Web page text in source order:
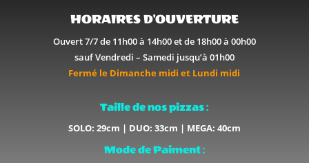
HORAIRES D'OUVERTURE
Ouvert 7/7 de 11h00 à 14h00 et de 18h00 à 00h00
sauf Vendredi – Samedi jusqu’à 01h00
Fermé le Dimanche midi et Lundi midi
Taille de nos pizzas :
SOLO: 29cm | DUO: 33cm | MEGA: 40cm
Mode de Paiment :